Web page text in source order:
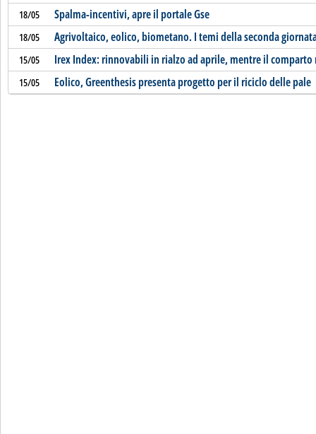
18/05 Spalma-incentivi, apre il portale Gse
18/05 Agrivoltaico, eolico, biometano. I temi della seconda
15/05 Irex Index: rinnovabili in rialzo ad aprile, mentre il comparto
15/05 Eolico, Greenthesis presenta progetto per il riciclo delle pale